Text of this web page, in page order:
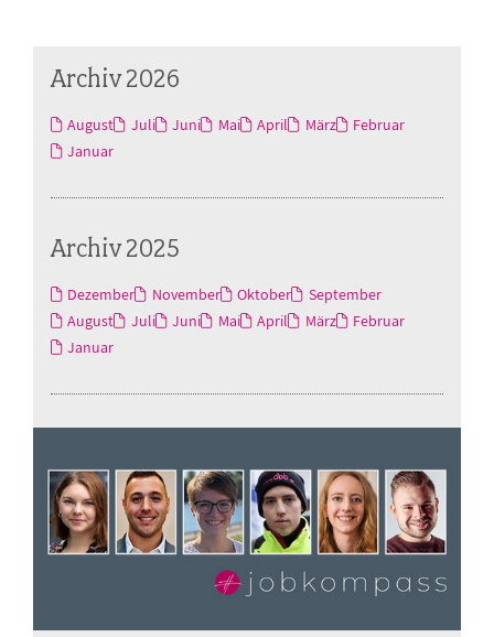
Archiv 2026
August Juli Juni Mai April März
Februar
Januar
Archiv 2025
Dezember November Oktober
September
August
Juli Juni Mai April März
Februar
Januar